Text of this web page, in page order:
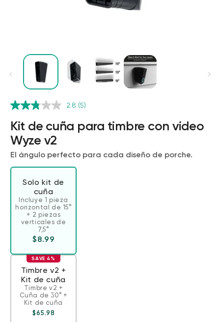
2.8 (5)
Kit de cuña para timbre con video
Wyze v2
El ángulo perfecto para cada diseño de porche.
Solo kit de
cuña
Incluye 1 pieza
horizontal de 15°
+ 2 piezas
verticales de
7,5°
Precio habitual
$8.99
Timbre v2 +
Kit de cuña
Timbre v2 +
Cuña de 30° +
Kit de cuña
SAVE 4%
Precio habitual
Precio de oferta
$65.98
32 GB
Blanco
options
Precio de
59,98 US$Precio habitual
63,96 US$
More options